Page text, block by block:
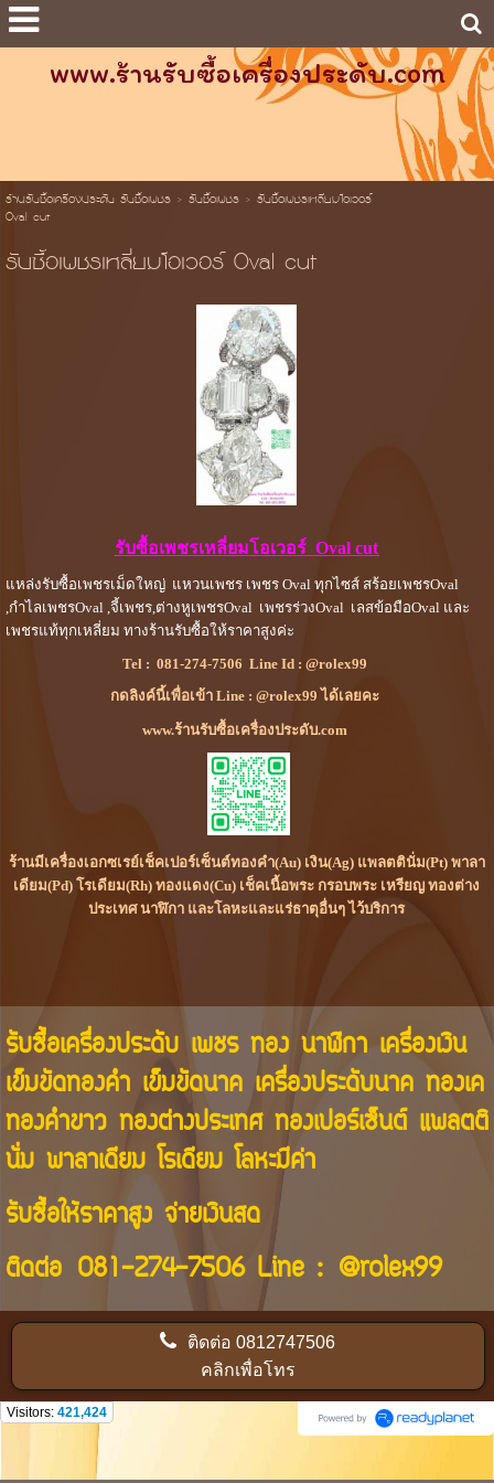
www.ร้านรับซื้อเครื่องประดับ.com
ร้านรับซื้อเครื่องประดับ รับซื้อเพชร> รับซื้อเพชร> รับซื้อเพชรเหลี่ยมโอเวอร์
Oval cut
รับซื้อเพชรเหลี่ยมโอเวอร์ Oval cut
รับซื้อเพชรเหลี่ยมโอเวอร์ Oval cut
แหล่งรับซื้อเพชรเม็ดใหญ่ แหวนเพชร เพชร Oval ทุกไซส์ สร้อยเพชรOval
,กำไลเพชรOval ,จี้เพชร,ต่างหูเพชรOval เพชรร่วงOval เลสข้อมือOval และ
เพชรแท้ทุกเหลี่ยม ทางร้านรับซื้อให้ราคาสูงค่ะ
Tel :081-274-7506 Line Id :@rolex99
กดลิงค์นี้เพื่อเข้า Line : @rolex99 ได้เลยคะ
www.ร้านรับซื้อเครื่องประดับ.com
ร้านมีเครื่องเอกซเรย์เช็คเปอร์เซ็นต์ทองคำ(Au) เงิน(Ag) แพลตตินั่ม(Pt) พาลา
เดียม(Pd) โรเดียม(Rh) ทองแดง(Cu) เช็คเนื้อพระ กรอบพระ เหรียญ ทองต่าง
ประเทศ นาฬิกา และโลหะและแร่ธาตุอื่นๆ ไว้บริการ
รับซื้อเครื่องประดับ เพชร ทอง นาฬิกา เครื่องเงิน
เข็มขัดทองคำ เข็มขัดนาค เครื่องประดับนาค ทองเค
ทองคำขาว ทองต่างประเทศ ทองเปอร์เซ็นต์ แพลตติ
นั่ม พาลาเดียม โรเดียม โลหะมีค่า
รับซื้อให้ราคาสูง จ่ายเงินสด
ติดต่อ 081-274-7506Line : @rolex99
ติดต่อ0812747506
คลิกเพื่อโทร
Visitors: 421,424